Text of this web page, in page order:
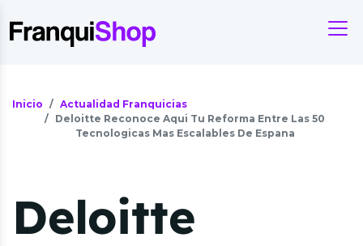
Inicio
Actualidad Franquicias
Deloitte Reconoce Aqui Tu Reforma Entre Las 50
Tecnologicas Mas Escalables De Espana
Deloitte